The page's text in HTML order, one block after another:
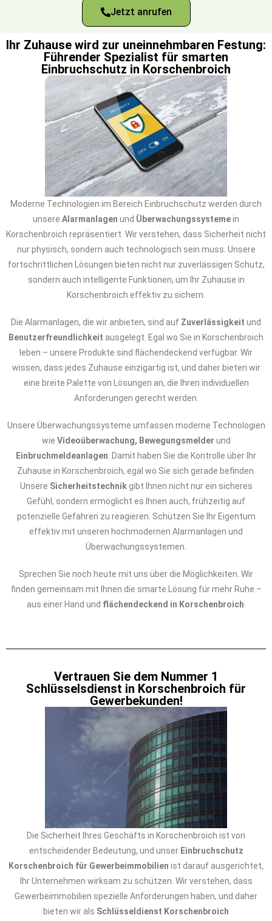
Jetzt anrufen
Ihr Zuhause wird zur uneinnehmbaren Festung:
Führender Spezialist für smarten
Einbruchschutz in Korschenbroich
Moderne Technologien im Bereich Einbruchschutz werden durch
unsere Alarmanlagen und Überwachungssystemein
Korschenbroich repräsentiert. Wir verstehen, dass Sicherheit nicht
nur physisch, sondern auch technologisch sein muss. Unsere
fortschrittlichen Lösungen bieten nicht nur zuverlässigen Schutz,
sondern auch intelligente Funktionen, um Ihr Zuhause in
Korschenbroich effektiv zu sichern.
Die Alarmanlagen, die wir anbieten, sind auf Zuverlässigkeit und
Benutzerfreundlichkeit ausgelegt. Egal wo Sie in Korschenbroich
leben – unsere Produkte sind flächendeckend verfügbar. Wir
wissen, dass jedes Zuhause einzigartig ist, und daher bieten wir
eine breite Palette von Lösungen an, die Ihren individuellen
Anforderungen gerecht werden.
Unsere Überwachungssysteme umfassen moderne Technologien
wie Videoüberwachung, Bewegungsmelder und
Einbruchmeldeanlagen . Damit haben Sie die Kontrolle über Ihr
Zuhause in Korschenbroich, egal wo Sie sich gerade befinden.
Unsere Sicherheitstechnikgibt Ihnen nicht nur ein sicheres
Gefühl, sondern ermöglicht es Ihnen auch, frühzeitig auf
potenzielle Gefahren zu reagieren. Schützen Sie Ihr Eigentum
effektiv mit unseren hochmodernen Alarmanlagen und
Überwachungssystemen.
Sprechen Sie noch heute mit uns über die Möglichkeiten. Wir
finden gemeinsam mit Ihnen die smarte Lösung für mehr Ruhe –
aus einer Hand und flächendeckend in Korschenbroich
Vertrauen Sie dem Nummer 1
Schlüsselsdienst in Korschenbroich für
Gewerbekunden!
Die Sicherheit Ihres Geschäfts in Korschenbroich ist von
entscheidender Bedeutung, und unser Einbruchschutz
Korschenbroich für Gewerbeimmobilien ist darauf ausgerichtet,
Ihr Unternehmen wirksam zu schützen. Wir verstehen, dass
Gewerbeimmobilien spezielle Anforderungen haben, und daher
bieten wir als Schlüsseldienst Korschenbroich